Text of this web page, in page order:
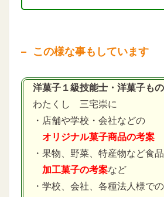
この様な事もしています
洋菓子１級技能士・洋菓子も
わたくし 三宅崇に
・店舗や学校・会社などの
オリジナル菓子商品の考案
・果物、野菜、特産物など食
加工菓子の考案など
・学校、会社、各種法人様での